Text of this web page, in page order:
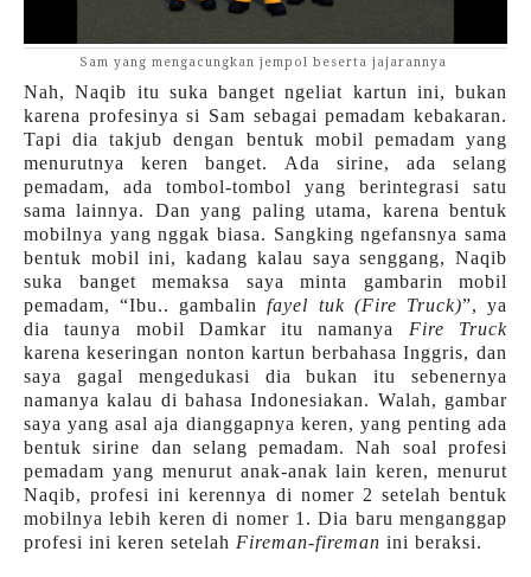
Sam yang mengacungkan jempol beserta jajarannya
Nah, Naqib itu suka banget ngeliat kartun ini, bukan
karena profesinya si Sam sebagai pemadam kebakaran.
Tapi dia takjub dengan bentuk mobil pemadam yang
menurutnya keren banget. Ada sirine, ada selang
pemadam, ada tombol-tombol yang berintegrasi satu
sama lainnya. Dan yang paling utama, karena bentuk
mobilnya yang nggak biasa. Sangking ngefansnya sama
bentuk mobil ini, kadang kalau saya senggang, Naqib
suka banget memaksa saya minta gambarin mobil
pemadam, “Ibu.. gambalinfayel tuk (Fire Truck)”, ya
dia taunya mobil Damkar itu namanya Fire Truck
karena keseringan nonton kartun berbahasa Inggris, dan
saya gagal mengedukasi dia bukan itu sebenernya
namanya kalau di bahasa Indonesiakan. Walah, gambar
saya yang asal aja dianggapnya keren, yang penting ada
bentuk sirine dan selang pemadam. Nah soal profesi
pemadam yang menurut anak-anak lain keren, menurut
Naqib, profesi ini kerennya di nomer 2 setelah bentuk
mobilnya lebih keren di nomer 1. Dia baru menganggap
profesi ini keren setelah Fireman-fireman ini beraksi.